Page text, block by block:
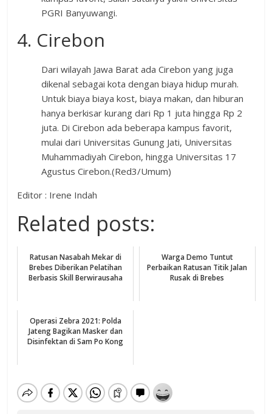
PGRI Banyuwangi.
4. Cirebon
Dari wilayah Jawa Barat ada Cirebon yang juga
dikenal sebagai kota dengan biaya hidup murah.
Untuk biaya biaya kost, biaya makan, dan hiburan
hanya berkisar kurang dari Rp 1 juta hingga Rp 2
juta. Di Cirebon ada beberapa kampus favorit,
mulai dari Universitas Gunung Jati, Universitas
Muhammadiyah Cirebon, hingga Universitas 17
Agustus Cirebon.(Red3/Umum)
Editor : Irene Indah
Related posts:
Ratusan Nasabah Mekar di
Brebes Diberikan Pelatihan
Berbasis Skill Berwirausaha
Warga Demo Tuntut
Perbaikan Ratusan Titik Jalan
Rusak di Brebes
Operasi Zebra 2021: Polda
Jateng Bagikan Masker dan
Disinfektan di Sam Po Kong